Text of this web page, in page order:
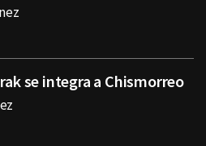
se integra a Chismorreo